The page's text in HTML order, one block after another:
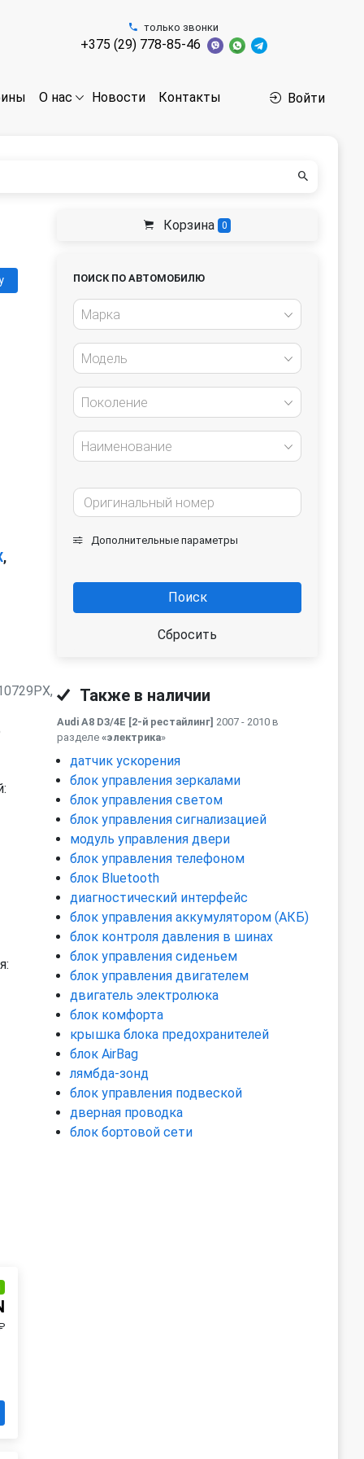
только звонки
+375 (29) 778-85-46
О нас Новости Контакты Войти
,
Корзина 0
ПОИСК ПО АВТОМОБИЛЮ
Марка
Модель
Поколение
Наименование
Дополнительные параметры
Поиск
Сбросить
Также в наличии
Audi A8 D3/4E [2-й рестайлинг] 2007 - 2010 в
разделе «электрика»
датчик ускорения
блок управления зеркалами
блок управления светом
блок управления сигнализацией
модуль управления двери
блок управления телефоном
блок Bluetooth
диагностический интерфейс
блок управления аккумулятором (АКБ)
блок контроля давления в шинах
блок управления сиденьем
блок управления двигателем
двигатель электролюка
блок комфорта
крышка блока предохранителей
блок AirBag
лямбда-зонд
блок управления подвеской
дверная проводка
блок бортовой сети